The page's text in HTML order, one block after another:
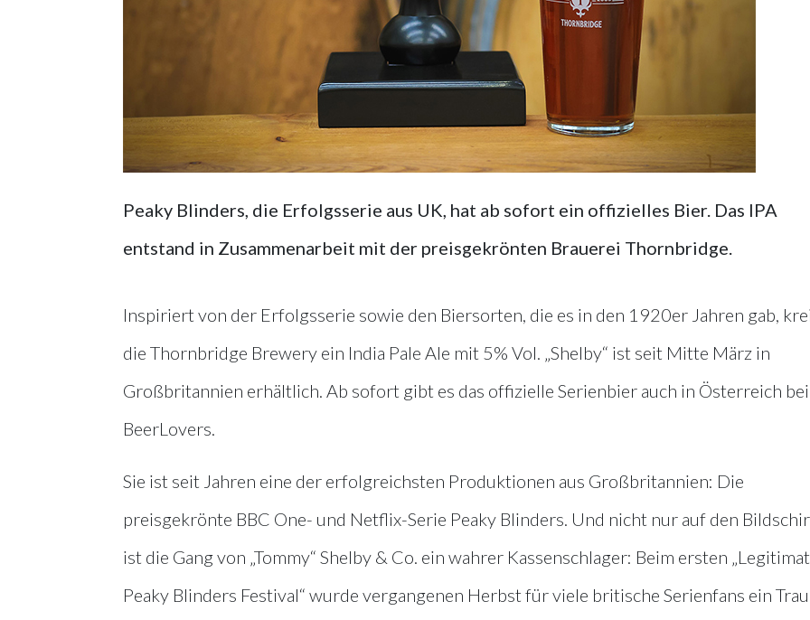
Peaky Blinders, die Erfolgsserie aus UK, hat ab sofort ein offizielles Bier. Das IPA
entstand in Zusammenarbeit mit der preisgekrönten Brauerei Thornbridge.
Inspiriert von der Erfolgsserie sowie den Biersorten, die es in den 1920er Jahren gab,
die Thornbridge Brewery ein India Pale Ale mit 5% Vol. „Shelby“ ist seit Mitte März in
Großbritannien erhältlich. Ab sofort gibt es das offizielle Serienbier auch in Österreich
BeerLovers.
Sie ist seit Jahren eine der erfolgreichsten Produktionen aus Großbritannien: Die
preisgekrönte BBC One- und Netflix-Serie Peaky Blinders. Und nicht nur auf den
ist die Gang von „Tommy“ Shelby & Co. ein wahrer Kassenschlager: Beim ersten
Peaky Blinders Festival“ wurde vergangenen Herbst für viele britische Serienfans ein